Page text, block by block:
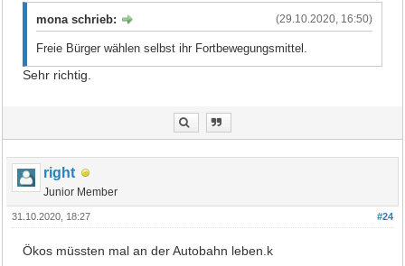
(29.10.2020, 16:50)
mona schrieb:
Freie Bürger wählen selbst ihr Fortbewegungsmittel.
Sehr richtig.
right
Junior Member
#24
31.10.2020, 18:27
Ökos müssten mal an der Autobahn leben.k